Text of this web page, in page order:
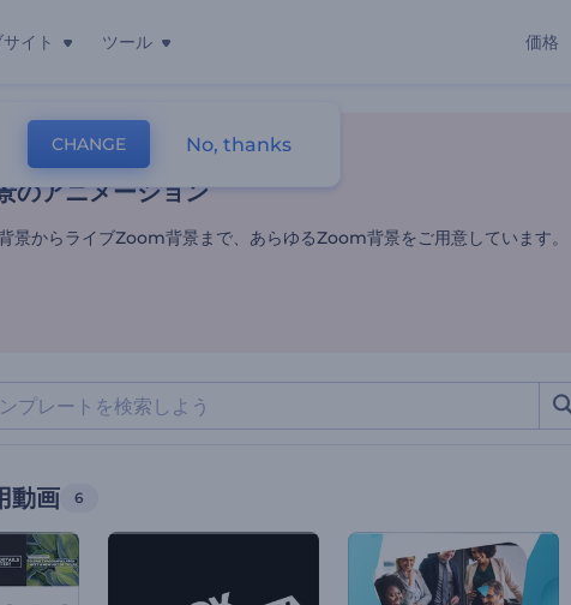
イト ツール 価格
のアニメーション
ト 動画編集 ズーム背景用動画
のアニメーション
景からライブZoom背景まで、あらゆるZoom背景をご用意しています。
動画 6
CHANGE No, thanks